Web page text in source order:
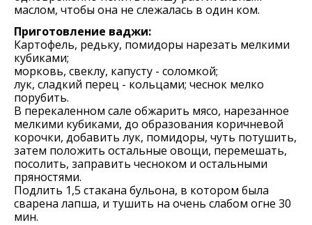
маслом, чтобы она не слежалась в один ком.
Приготовление ваджи:
Картофель, редьку, помидоры нарезать мелкими
кубиками;
морковь, свеклу, капусту - соломкой;
лук, сладкий перец - кольцами; чеснок мелко
порубить.
В перекаленном сале обжарить мясо, нарезанное
мелкими кубиками, до образования коричневой
корочки, добавить лук, помидоры, чуть потушить,
затем положить остальные овощи, перемешать,
посолить, заправить чесноком и остальными
пряностями.
Подлить 1,5 стакана бульона, в котором была
сварена лапша, и тушить на очень слабом огне 30
мин.